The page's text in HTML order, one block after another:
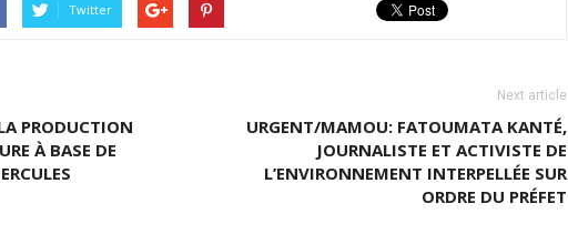
Twitter
PRODUCTION
À BASE DE
Next article
URGENT/MAMOU: FATOUMATA KANTÉ,
JOURNALISTE ET ACTIVISTE DE
L’ENVIRONNEMENT INTERPELLÉE SUR
ORDRE DU PRÉFET